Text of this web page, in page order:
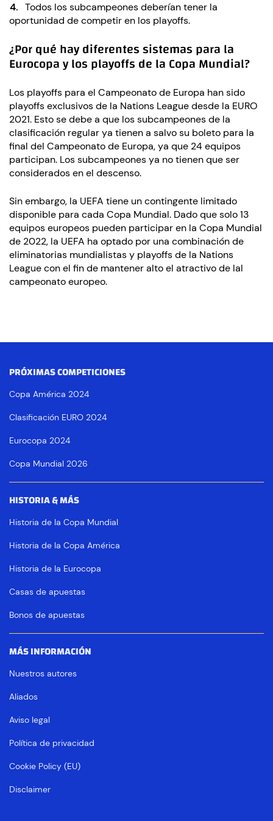
Todos los subcampeones deberían tener la
oportunidad de competir en los playoffs.
¿Por qué hay diferentes sistemas para la
Eurocopa y los playoffs de la Copa Mundial?
Los playoffs para el Campeonato de Europa han sido
playoffs exclusivos de la Nations League desde la EURO
2021. Esto se debe a que los subcampeones de la
clasificación regular ya tienen a salvo su boleto para la
final del Campeonato de Europa, ya que 24 equipos
participan. Los subcampeones ya no tienen que ser
considerados en el descenso.
Sin embargo, la UEFA tiene un contingente limitado
disponible para cada Copa Mundial. Dado que solo 13
equipos europeos pueden participar en la Copa Mundial
de 2022, la UEFA ha optado por una combinación de
eliminatorias mundialistas y playoffs de la Nations
League con el fin de mantener alto el atractivo de lal
campeonato europeo.
PRÓXIMAS COMPETICIONES
Copa América 2024
Clasificación EURO 2024
Eurocopa 2024
Copa Mundial 2026
HISTORIA & MÁS
Historia de la Copa Mundial
Historia de la Copa América
Historia de la Eurocopa
Casas de apuestas
Bonos de apuestas
MÁS INFORMACIÓN
Nuestros autores
Aliados
Aviso legal
Política de privacidad
Cookie Policy (EU)
Disclaimer